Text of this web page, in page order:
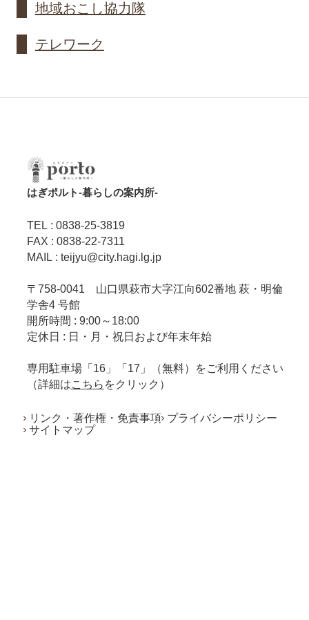
地域おこし協力隊
テレワーク
はぎポルト‐暮らしの案内所‐
TEL : 0838-25-3819
FAX : 0838-22-7311
MAIL : teijyu@city.hagi.lg.jp
〒758-0041 山口県萩市大字江向602番地 萩・明倫
学舎4 号館
開所時間 : 9:00～18:00
定休日 : 日・月・祝日および年末年始
専用駐車場「16」「17」（無料）をご利用ください
（詳細はこちら をクリック）
リンク・著作権・免責事項 プライバシーポリシー
サイトマップ